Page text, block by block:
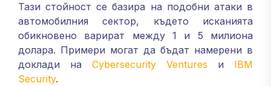
Тази стойност се базира на подобни атаки в
автомобилния сектор, където исканията
обикновено варират между 1 и 5 милиона
долара. Примери могат да бъдат намерени в
доклади на Cybersecurity Ventures и IBM
Security.